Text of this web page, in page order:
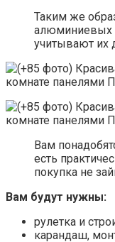
Таким же
алюминиевых
учитывают их
Вам
есть
покупка не
Вам будут нужны:
рулетка и
карандаш,